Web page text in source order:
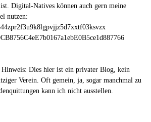
Digital-Natives können auch gern meine
nutzen:
Dies hier ist ein privater Blog, kein
Verein. Oft gemein, ja, sogar manchmal zu
kann ich nicht ausstellen.